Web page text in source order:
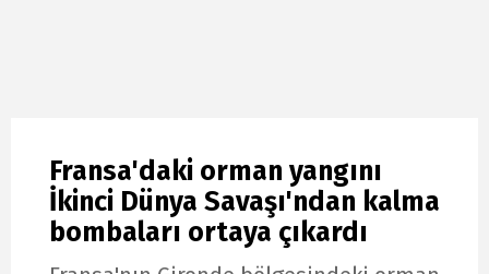
Fransa'daki orman yangını
İkinci Dünya Savaşı'ndan kalma
bombaları ortaya çıkardı